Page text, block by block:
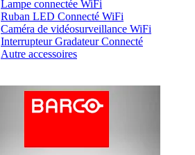
Lampe connectée WiFi
Ruban LED Connecté WiFi
Caméra de vidéosurveillance WiFi
Interrupteur Gradateur Connecté
Autre accessoires